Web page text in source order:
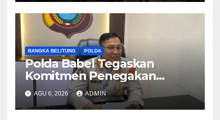
BANGKA BELITUNG POLDA
Polda Babel Tegaskan
Komitmen Penegakan
Hukum Terkait Perkara 53
Ton Pasir Timah Ilegal di
Belitung
AGU 6, 2026 ADMIN